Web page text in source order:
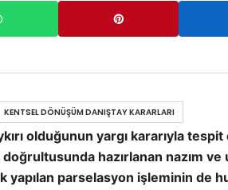
olduğunun yargı kararıyla
hazırlanan nazım ve
yapılan parselasyon işleminin de
KENTSEL DÖNÜŞÜM DANIŞTAY KARARLARI